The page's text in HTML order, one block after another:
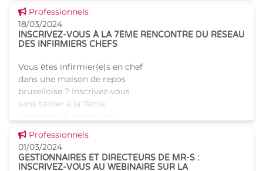
soins (MR/MRS) La Cerisaie à
Schaerbeek a été le lieu
d'accueil de la 6ème rencontre
du réseau des infirmiers en
Voir cette news
Professionnels
18/03/2024
INSCRIVEZ-VOUS À LA 7ÈME RENCONTRE DU RÉSEAU
DES INFIRMIERS CHEFS
Vous êtes infirmier(e)s en chef
dans une maison de repos
bruxelloise ? Inscrivez-vous
sans tarder à la 7ème
infirmiers en chef des maisons
de repos (MR) et maisons de
Voir cette news
Professionnels
01/03/2024
GESTIONNAIRES ET DIRECTEURS DE MR-S :
INSCRIVEZ-VOUS AU WEBINAIRE SUR LA